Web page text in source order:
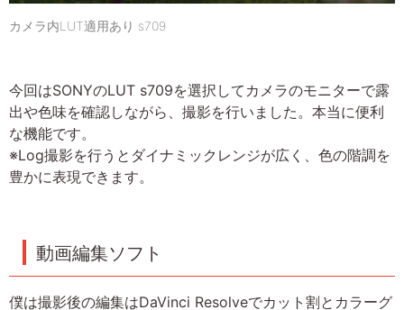
カメラ内LUT適用あり s709
今回はSONYのLUT s709を選択してカメラのモニターで露
出や色味を確認しながら、撮影を行いました。本当に便利
な機能です。
※Log撮影を行うとダイナミックレンジが広く、色の階調を
豊かに表現できます。
動画編集ソフト
僕は撮影後の編集はDaVinci Resolveでカット割とカラーグ